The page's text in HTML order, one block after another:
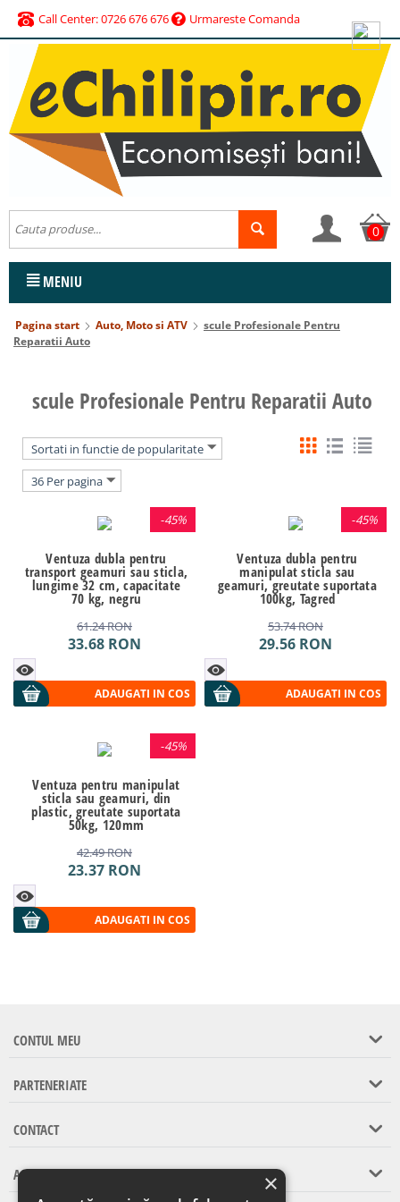
Call Center: 0726 676 676 Urmareste Comanda
0
MENIU
Pagina start Auto, Moto si ATV
scule Profesionale Pentru
Reparatii Auto
scule Profesionale Pentru Reparatii Auto
Sortati in functie de popularitate
36 Per pagina
-45%
Ventuza dubla pentru
transport geamuri sau sticla,
lungime 32 cm, capacitate
70 kg, negru
61.24RON
33.68 RON
ADAUGATI IN COS
-45%
Ventuza dubla pentru
manipulat sticla sau
geamuri, greutate suportata
100kg, Tagred
53.74RON
29.56 RON
ADAUGATI IN COS
-45%
Ventuza pentru manipulat
sticla sau geamuri, din
plastic, greutate suportata
50kg, 120mm
42.49RON
23.37 RON
ADAUGATI IN COS
CONTUL MEU
PARTENERIATE
CONTACT
ASISTENTA CLIENTI ×